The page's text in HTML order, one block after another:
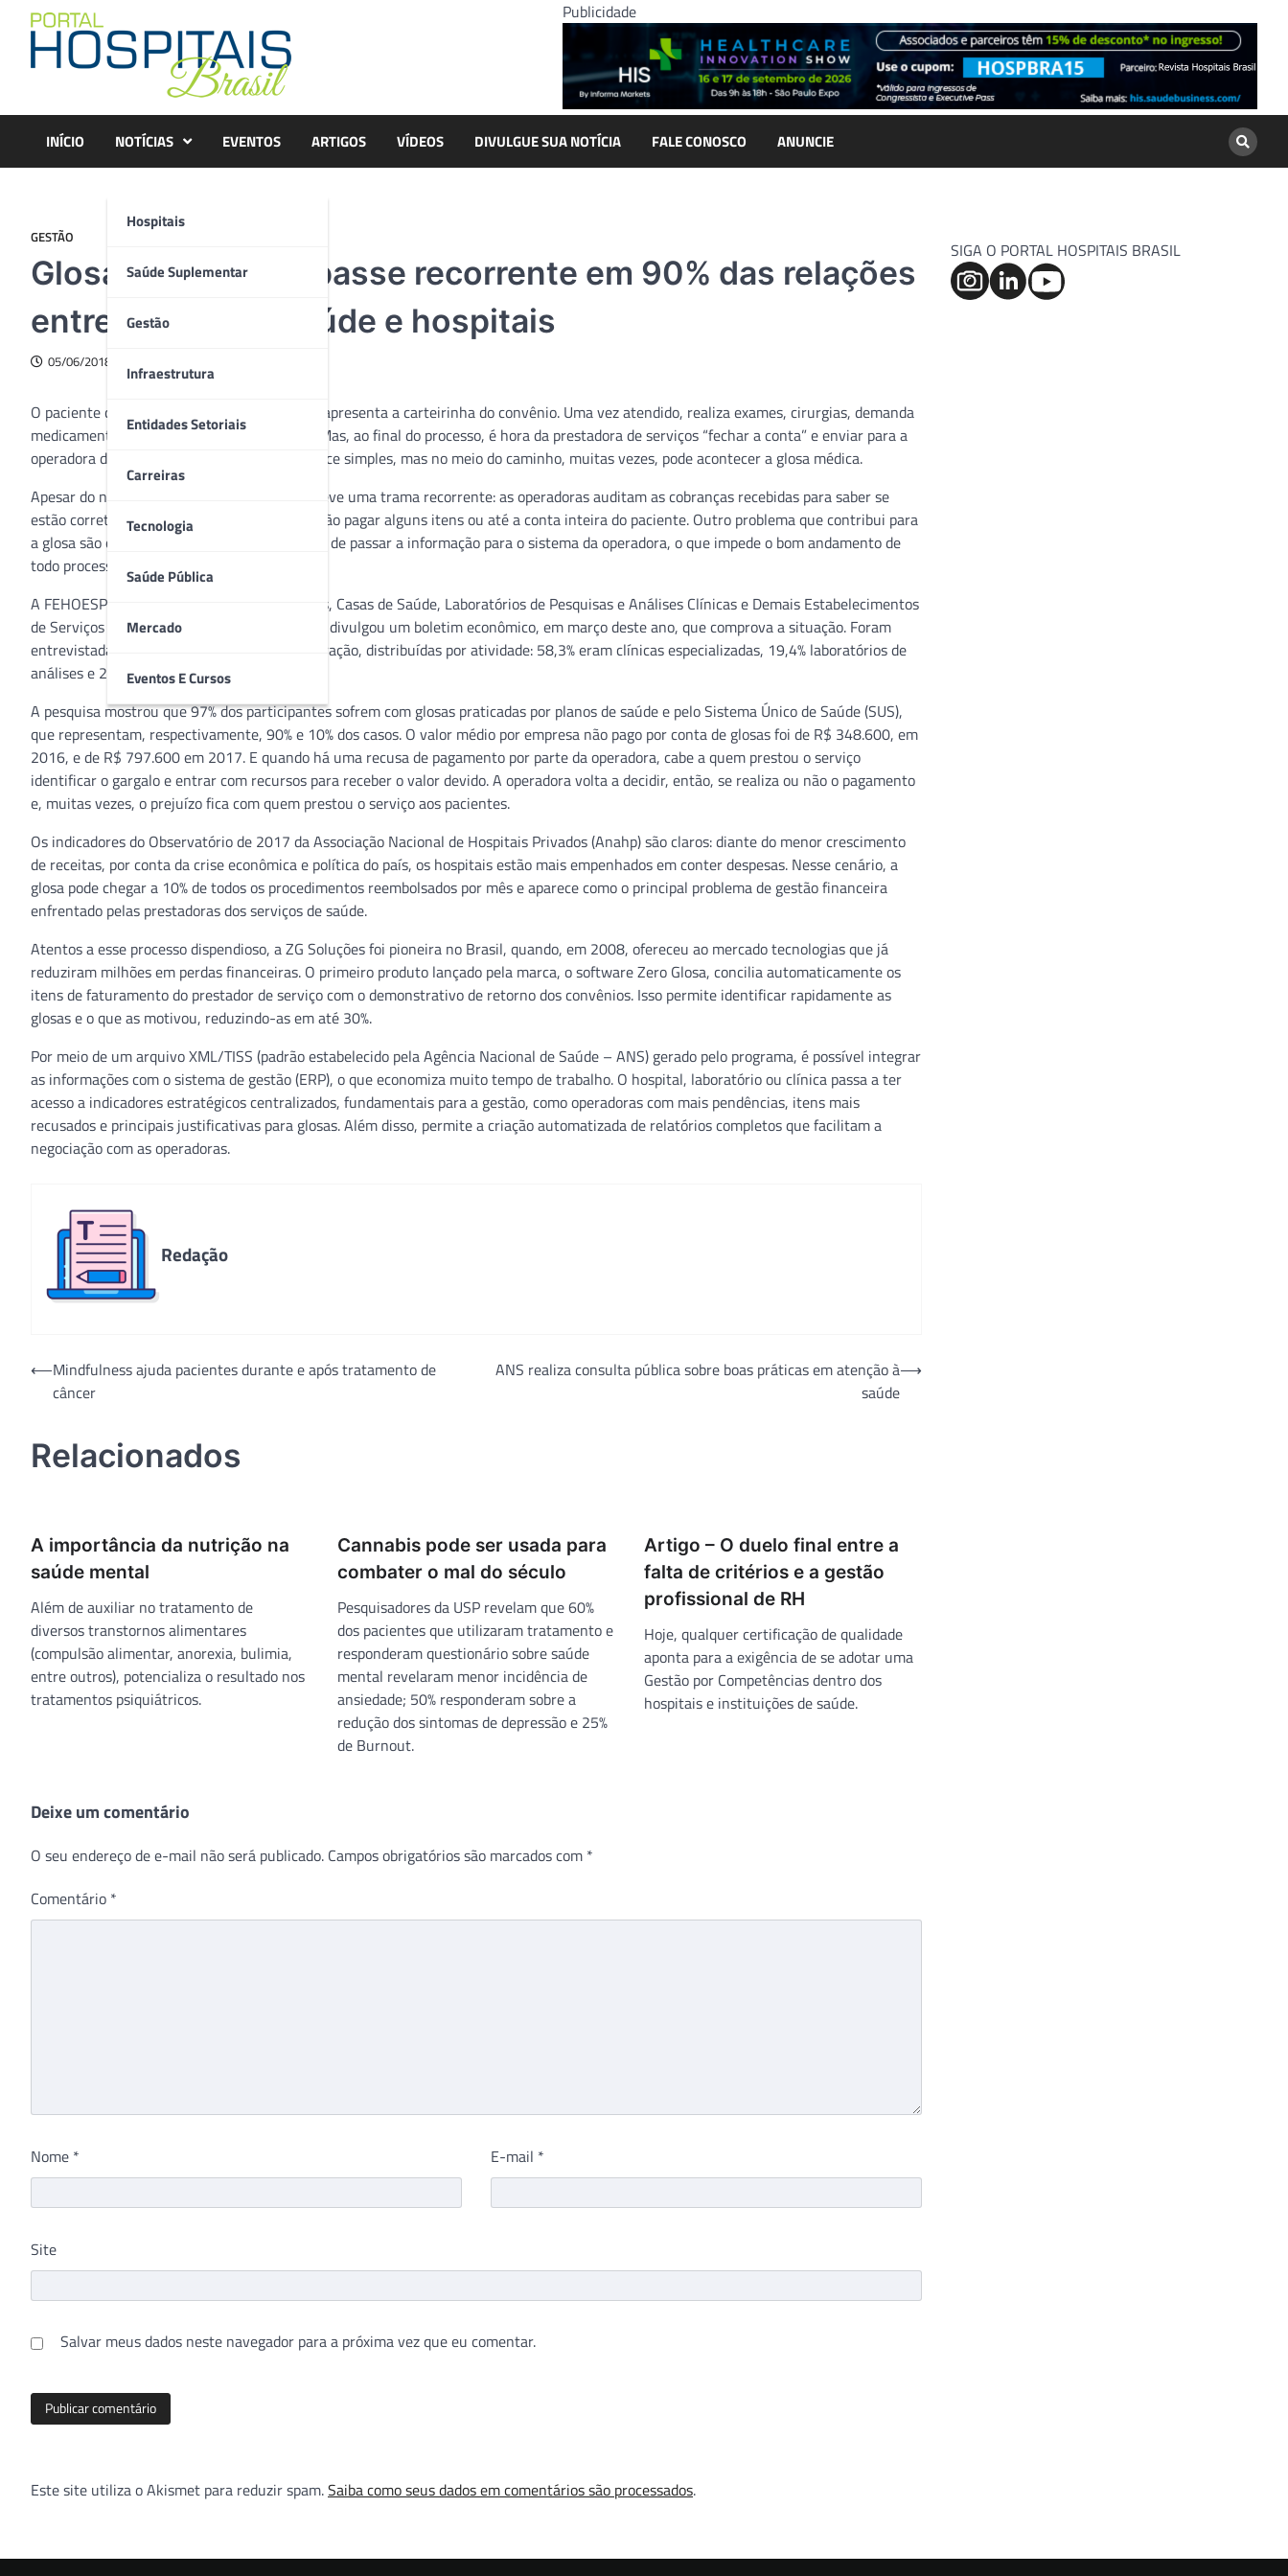
content
Publicidade
INÍCIO NOTÍCIAS
Hospitais
Saúde Suplementar
Gestão
Infraestrutura
Entidades Setoriais
Carreiras
Tecnologia
Saúde Pública
Mercado
Eventos E Cursos
EVENTOS ARTIGOS VÍDEOS DIVULGUE SUA NOTÍCIA FALE CONOSCO ANUNCIE
GESTÃO
Glosa médica é impasse recorrente em 90% das relações
entre planos de saúde e hospitais
05/06/2018
O paciente chega a uma clínica ou hospital e apresenta a carteirinha do convênio. Uma vez atendido, realiza exames, cirurgias, demanda
medicamentos e materiais. Até aí tudo bem. Mas, ao final do processo, é hora da prestadora de serviços “fechar a conta” e enviar para a
operadora do plano de saúde. O processo parece simples, mas no meio do caminho, muitas vezes, pode acontecer a glosa médica.
Apesar do nome incomum, a expressão descreve uma trama recorrente: as operadoras auditam as cobranças recebidas para saber se
estão corretas e, com isso, podem optar por não pagar alguns itens ou até a conta inteira do paciente. Outro problema que contribui para
a glosa são os equívocos operacionais na hora de passar a informação para o sistema da operadora, o que impede o bom andamento de
todo processo.
​A FEHOESP (Federação dos Hospitais, Clínicas, Casas de Saúde, Laboratórios de Pesquisas e Análises Clínicas e Demais Estabelecimentos
de Serviços de Saúde do Estado de São Paulo) divulgou um boletim econômico, em março deste ano, que comprova a situação. Foram
entrevistadas 36 empresas associadas à federação, distribuídas por atividade: 58,3% eram clínicas especializadas, 19,4% laboratórios de
análises e 22% hospitais.
A pesquisa mostrou que 97% dos participantes sofrem com glosas praticadas por planos de saúde e pelo Sistema Único de Saúde (SUS),
que representam, respectivamente, 90% e 10% dos casos. O valor médio por empresa não pago por conta de glosas foi de R$ 348.600, em
2016, e de R$ 797.600 em 2017. E quando há uma recusa de pagamento por parte da operadora, cabe a quem prestou o serviço
identificar o gargalo e entrar com recursos para receber o valor devido. A operadora volta a decidir, então, se realiza ou não o pagamento
e, muitas vezes, o prejuízo fica com quem prestou o serviço aos pacientes.
Os indicadores do Observatório de 2017 da Associação Nacional de Hospitais Privados (Anahp) são claros: diante do menor crescimento
de receitas, por conta da crise econômica e política do país, os hospitais estão mais empenhados em conter despesas. Nesse cenário, a
glosa pode chegar a 10% de todos os procedimentos reembolsados por mês e aparece como o principal problema de gestão financeira
enfrentado pelas prestadoras dos serviços de saúde.
Atentos a esse processo dispendioso, a ZG Soluções foi pioneira no Brasil, quando, em 2008, ofereceu ao mercado tecnologias que já
reduziram milhões em perdas financeiras. O primeiro produto lançado pela marca, o software Zero Glosa, concilia automaticamente os
itens de faturamento do prestador de serviço com o demonstrativo de retorno dos convênios. Isso permite identificar rapidamente as
glosas e o que as motivou, reduzindo-as em até 30%.
Por meio de um arquivo XML/TISS (padrão estabelecido pela Agência Nacional de Saúde – ANS) gerado pelo programa, é possível integrar
as informações com o sistema de gestão (ERP), o que economiza muito tempo de trabalho. O hospital, laboratório ou clínica passa a ter
acesso a indicadores estratégicos centralizados, fundamentais para a gestão, como operadoras com mais pendências, itens mais
recusados e principais justificativas para glosas. Além disso, permite a criação automatizada de relatórios completos que facilitam a
negociação com as operadoras.
Redação
Navegação
⟵Mindfulness ajuda pacientes durante e após tratamento de
câncer
ANS realiza consulta pública sobre boas práticas em atenção à
saúde
⟶
Relacionados
A importância da nutrição na
saúde mental
Além de auxiliar no tratamento de
diversos transtornos alimentares
(compulsão alimentar, anorexia, bulimia,
entre outros), potencializa o resultado nos
tratamentos psiquiátricos.
Cannabis pode ser usada para
combater o mal do século
Pesquisadores da USP revelam que 60%
dos pacientes que utilizaram tratamento e
responderam questionário sobre saúde
mental revelaram menor incidência de
ansiedade; 50% responderam sobre a
redução dos sintomas de depressão e 25%
de Burnout.
Artigo – O duelo final entre a
falta de critérios e a gestão
profissional de RH
Hoje, qualquer certificação de qualidade
aponta para a exigência de se adotar uma
Gestão por Competências dentro dos
hospitais e instituições de saúde.
Deixe um comentário
O seu endereço de e-mail não será publicado. Campos obrigatórios são marcados com *
Comentário *
Nome * E-mail *
Site
Salvar meus dados neste navegador para a próxima vez que eu comentar.
Este site utiliza o Akismet para reduzir spam.Saiba como seus dados em comentários são processados.
SIGA O PORTAL HOSPITAIS BRASIL